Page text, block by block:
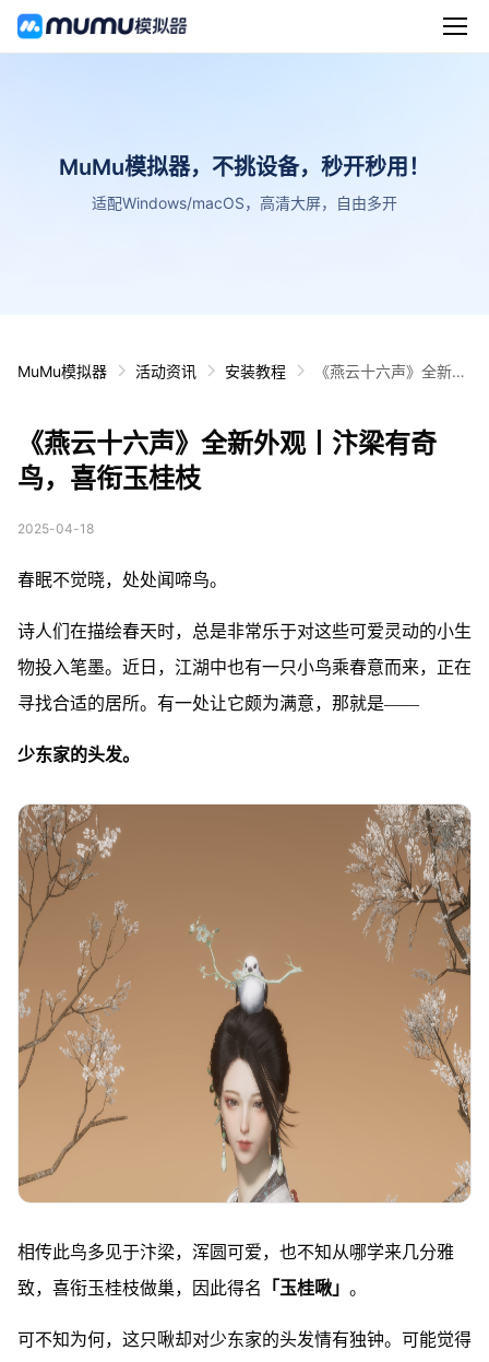
MuMu模拟器，不挑设备，秒开秒用！
适配Windows/macOS，高清大屏，自由多开
MuMu模拟器 活动资讯 安装教程
《燕云十六声》全新外
《燕云十六声》全新外观丨汴梁有奇
鸟，喜衔玉桂枝
2025-04-18
春眠不觉晓，处处闻啼鸟。
诗人们在描绘春天时，总是非常乐于对这些可爱灵动的小生
物投入笔墨。近日，江湖中也有一只小鸟乘春意而来，正在
寻找合适的居所。有一处让它颇为满意，那就是——
少东家的头发。
相传此鸟多见于汴梁，浑圆可爱，也不知从哪学来几分雅
致，喜衔玉桂枝做巢，因此得名
「玉桂啾」 。
可不知为何，这只啾却对少东家的头发情有独钟。可能觉得